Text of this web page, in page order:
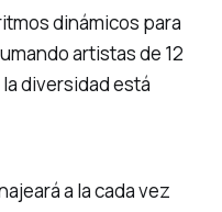
dinámicos para
artistas de 12
diversidad está
a la cada vez